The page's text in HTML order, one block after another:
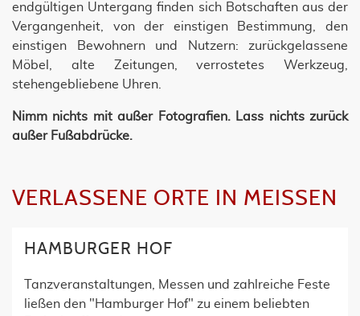
endgültigen Untergang finden sich Botschaften aus der
Vergangenheit, von der einstigen Bestimmung, den
einstigen Bewohnern und Nutzern: zurückgelassene
Möbel, alte Zeitungen, verrostetes Werkzeug,
stehengebliebene Uhren.
Nimm nichts mit außer Fotografien. Lass nichts zurück
außer Fußabdrücke.
VERLASSENE ORTE IN MEISSEN
HAMBURGER HOF
Tanzveranstaltungen, Messen und zahlreiche Feste
ließen den "Hamburger Hof" zu einem beliebten